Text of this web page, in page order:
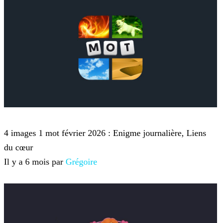
4 images 1 mot février 2026 : Enigme journalière, Liens
du cœur
Il y a 6 mois par Grégoire